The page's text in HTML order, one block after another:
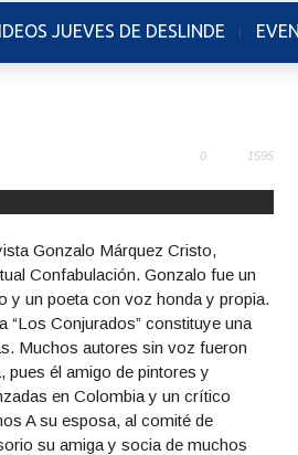
JUEVES DE DESLINDE
0 1595
Gonzalo Márquez Cristo,
Confabulación. Gonzalo fue un
y un poeta con voz honda y propia.
“Los Conjurados” constituye una
Muchos autores sin voz fueron
él amigo de pintores y
en Colombia y un crítico
A su esposa, al comité de
su amiga y socia de muchos